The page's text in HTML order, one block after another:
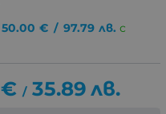
50.00 € / 97.79 лв. с
€ / 35.89 лв.